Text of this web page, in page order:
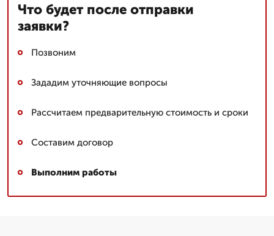
Что будет после отправки
заявки?
Позвоним
Зададим уточняющие вопросы
Рассчитаем предварительную стоимость и сроки
Составим договор
Выполним работы